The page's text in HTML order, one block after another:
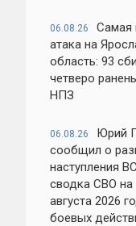
06.08.26
Самая
атака на
область: 93
четверо
НПЗ
06.08.26
Юрий
сообщил о
наступления
сводка СВО на
августа 2026
боевых